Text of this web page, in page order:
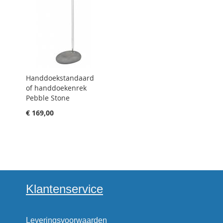
Handdoekstandaard
of handdoekenrek
Pebble Stone
€ 169,00
Klantenservice
Leveringsvoorwaarden